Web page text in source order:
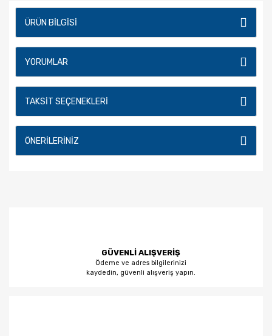
ÜRÜN BILGISI
YORUMLAR
TAKSIT SEÇENEKLERI
ÖNERILERINIZ
GÜVENLİ ALIŞVERİŞ
Ödeme ve adres bilgilerinizi
kaydedin, güvenli alışveriş yapın.